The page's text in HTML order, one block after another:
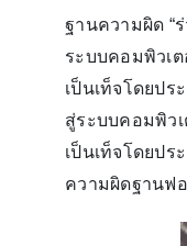
ฐานความผิด “
ระบบคอมพิวเ
เป็นเท็จโดยป
สู่ระบบคอมพิว
เป็นเท็จโดยป
ความผิดฐานฟ